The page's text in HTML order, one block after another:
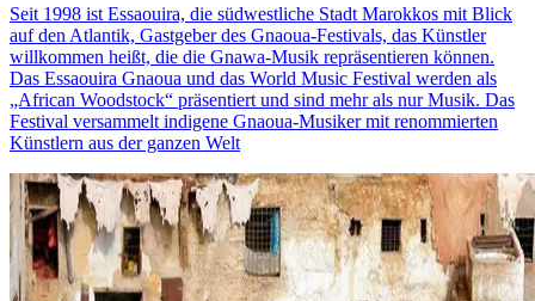
Seit 1998 ist Essaouira, die südwestliche Stadt Marokkos mit Blick
auf den Atlantik, Gastgeber des Gnaoua-Festivals, das Künstler
willkommen heißt, die die Gnawa-Musik repräsentieren können.
Das Essaouira Gnaoua und das World Music Festival werden als
„African Woodstock“ präsentiert und sind mehr als nur Musik. Das
Festival versammelt indigene Gnaoua-Musiker mit renommierten
Künstlern aus der ganzen Welt